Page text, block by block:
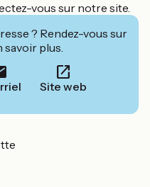
vous sur notre site.
? Rendez-vous sur
savoir plus.
Site web